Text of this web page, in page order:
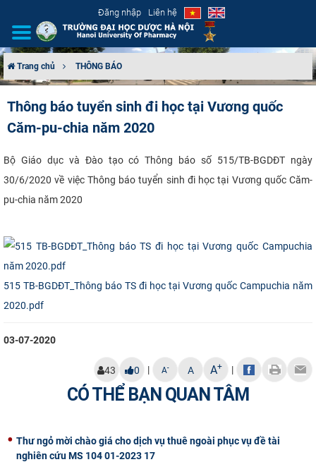
Đăng nhập Liên hệ
CƠ CẤU TỔ CHỨC
TUYỂN SINH
ĐÀO TẠO
KHOA HỌC CÔNG NGHỆ
HTQT
CỰU NGƯỜI HỌC
Trang chủ THÔNG BÁO
Thông báo tuyển sinh đi học tại Vương quốc
Căm-pu-chia năm 2020
​Bộ Giáo dục và Đào tạo có Thông báo số 515/TB-BGDĐT ngày
30/6/2020 về việc Thông báo tuyển sinh đi học tại Vương quốc Căm-
pu-chia năm 2020​
515 TB-BGDĐT_Thông báo TS đi học tại Vương quốc Campuchia năm
2020.pdf
03-07-2020
43 0 | A- A A+ |
CÓ THỂ BẠN QUAN TÂM
Thư ngỏ mời chào giá cho dịch vụ thuê ngoài phục vụ đề tài
nghiên cứu MS 104 01-2023 17